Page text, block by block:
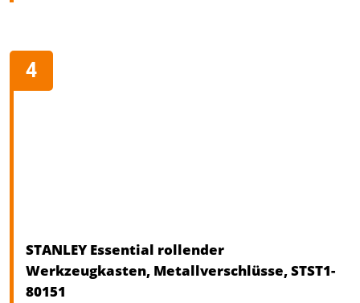
STANLEY Essential rollender
Werkzeugkasten, Metallverschlüsse, STST1-
80151